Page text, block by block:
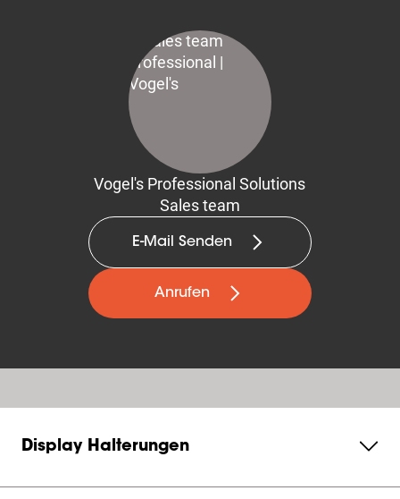
Vogel's Professional Solutions
Sales team
E-Mail Senden
Anrufen
Display Halterungen